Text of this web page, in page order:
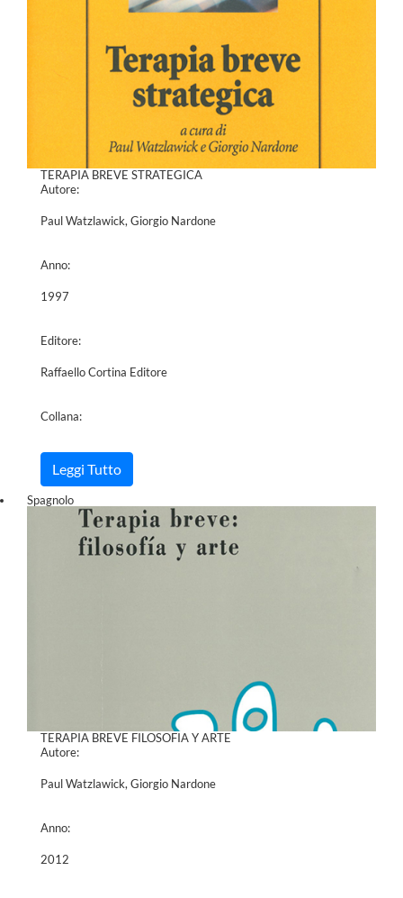
TERAPIA BREVE STRATEGICA
Autore:
Paul Watzlawick, Giorgio Nardone
Anno:
1997
Editore:
Raffaello Cortina Editore
Collana:
Leggi Tutto
Spagnolo
TERAPIA BREVE FILOSOFIA Y ARTE
Autore:
Paul Watzlawick, Giorgio Nardone
Anno:
2012